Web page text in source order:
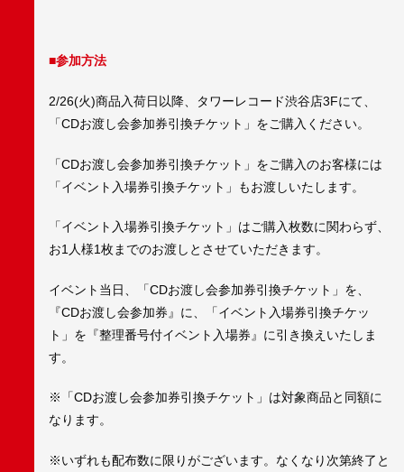
■参加方法
2/26(火)商品入荷日以降、タワーレコード渋谷店3Fにて、
「CDお渡し会参加券引換チケット」をご購入ください。
「CDお渡し会参加券引換チケット」をご購入のお客様には
「イベント入場券引換チケット」もお渡しいたします。
「イベント入場券引換チケット」はご購入枚数に関わらず、
お1人様1枚までのお渡しとさせていただきます。
イベント当日、「CDお渡し会参加券引換チケット」を、
『CDお渡し会参加券』に、「イベント入場券引換チケッ
ト」を『整理番号付イベント入場券』に引き換えいたしま
す。
※「CDお渡し会参加券引換チケット」は対象商品と同額に
なります。
※いずれも配布数に限りがございます。なくなり次第終了と